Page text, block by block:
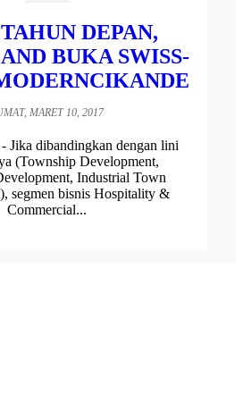
DEPAN,
BUKA SWISS-
MARET 10, 2017
Jika dibandingkan dengan lini
(Township Development,
Industrial Town
segmen bisnis Hospitality &
Commercial...